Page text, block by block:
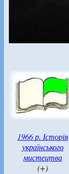
1966 р. Історія
українського
мистецтва
(+)